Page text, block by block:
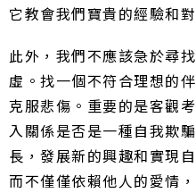
它教會我們寶貴的經驗和
此外，我們不應該急於尋
虛。找一個不符合理想的
克服悲傷。重要的是客觀
入關係是否是一種自我欺
長，發展新的興趣和實現
而不僅僅依賴他人的愛情